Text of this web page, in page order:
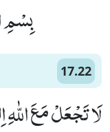
بِسْمِ
17.22
لَا تَجْعَلْ مَعَ